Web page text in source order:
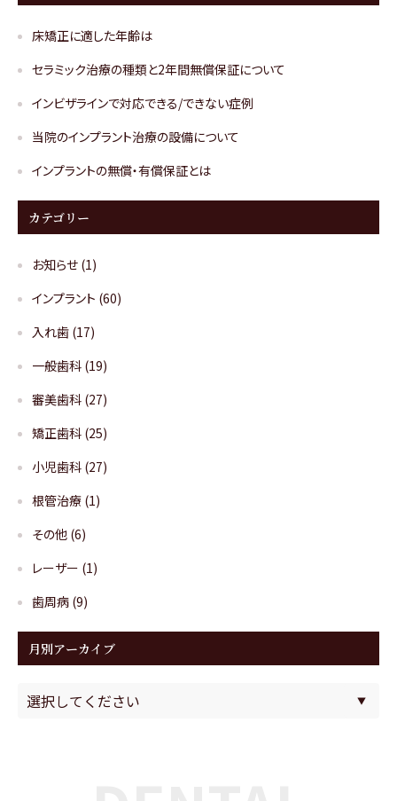
床矯正に適した年齢は
セラミック治療の種類と2年間無償保証について
インビザラインで対応できる/できない症例
当院のインプラント治療の設備について
インプラントの無償・有償保証とは
カテゴリー
お知らせ (1)
インプラント (60)
入れ歯 (17)
一般歯科 (19)
審美歯科 (27)
矯正歯科 (25)
小児歯科 (27)
根管治療 (1)
その他 (6)
レーザー (1)
歯周病 (9)
月別アーカイブ